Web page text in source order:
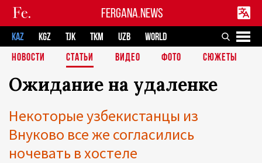
FERGANA.NEWS
KAZ KGZ TJK TKM UZB
WORLD
НОВОСТИ
СТАТЬИ ВИДЕО ФОТО СЮЖЕТЫ
Ожидание на удаленке
Некоторые узбекистанцы из
Внуково все же согласились
ночевать в хостеле